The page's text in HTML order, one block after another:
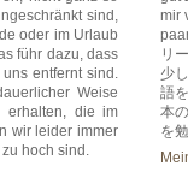
sind,
oder im Urlaub
führ dazu, dass
entfernt sind.
Weise
erhalten, die im
wir leider immer
hoch sind.
mir
リ
少
語
本
を